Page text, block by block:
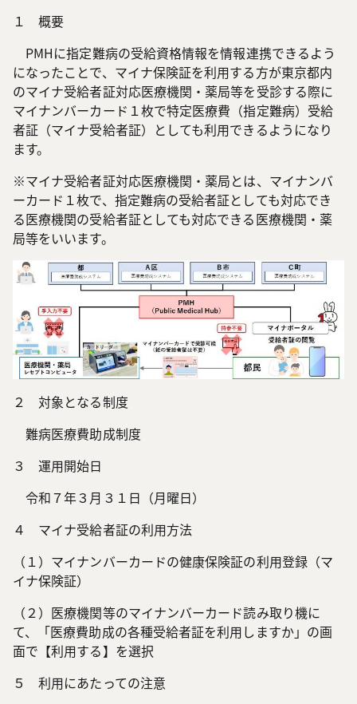
１ 概要
PMHに指定難病の受給資格情報を情報連携できるよう
になったことで、マイナ保険証を利用する方が東京都内
のマイナ受給者証対応医療機関・薬局等を受診する際に
マイナンバーカード１枚で特定医療費（指定難病）受給
者証（マイナ受給者証）としても利用できるようになり
ます。
※マイナ受給者証対応医療機関・薬局とは、マイナンバ
ーカード１枚で、指定難病の受給者証としても対応でき
る医療機関の受給者証としても対応できる医療機関・薬
局等をいいます。
２ 対象となる制度
難病医療費助成制度
３ 運用開始日
令和７年３月３１日（月曜日）
４ マイナ受給者証の利用方法
（１）マイナンバーカードの健康保険証の利用登録（マ
イナ保険証）
（２）医療機関等のマイナンバーカード読み取り機に
て、「医療費助成の各種受給者証を利用しますか」の画
面で【利用する】を選択
５ 利用にあたっての注意